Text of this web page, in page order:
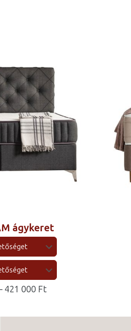
ágykeret
421 000 FtÁrtartomány: